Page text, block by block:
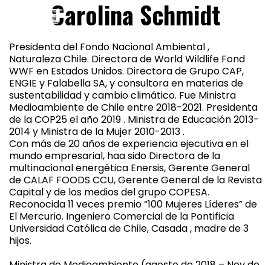
Carolina Schmidt
Presidenta del Fondo Nacional Ambiental ,
Naturaleza Chile. Directora de World Wildlife Fond
WWF en Estados Unidos. Directora de Grupo CAP,
ENGIE y Falabella SA, y consultora en materias de
sustentabilidad y cambio climático. Fue Ministra
Medioambiente de Chile entre 2018-2021. Presidenta
de la COP25 el año 2019 . Ministra de Educación 2013-
2014 y Ministra de la Mujer 2010-2013 .
Con más de 20 años de experiencia ejecutiva en el
mundo empresarial, haa sido Directora de la
multinacional energética Enersis, Gerente General
de CALAF FOODS CCU, Gerente General de la Revista
Capital y de los medios del grupo COPESA.
Reconocida 11 veces premio “100 Mujeres Líderes” de
El Mercurio. Ingeniero Comercial de la Pontificia
Universidad Católica de Chile, Casada , madre de 3
hijos.